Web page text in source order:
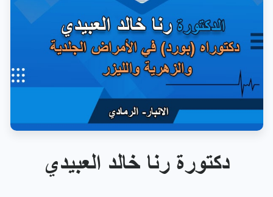
دكتورة رنا خالد العبيدي